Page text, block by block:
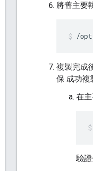
將舊主要
/
複製完成
保 成功複
在
驗證